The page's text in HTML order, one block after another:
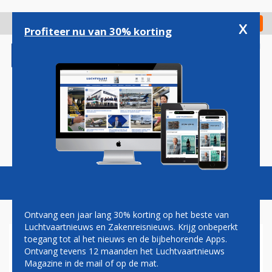
gaan
Check in
Magazine Podcasts Vacatures
NEDERLANDSE
Profiteer nu van 30% korting x
Ontvang een jaar lang 30% korting op het beste van
Luchtvaartnieuws en Zakenreisnieuws. Krijg onbeperkt
toegang tot al het nieuws en de bijbehorende Apps.
Ontvang tevens 12 maanden het Luchtvaartnieuws
Magazine in de mail of op de mat.